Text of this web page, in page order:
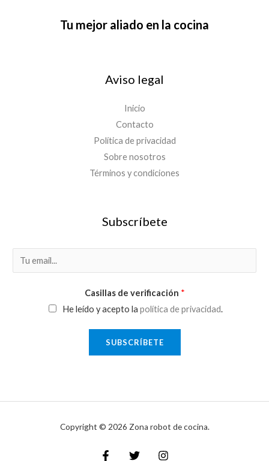
Tu mejor aliado en la cocina
Aviso legal
Inicio
Contacto
Política de privacidad
Sobre nosotros
Términos y condiciones
Subscríbete
m
Casillas de verificación *
He leído y acepto la política de privacidad.
SUBSCRÍBETE
Copyright © 2026 Zona robot de cocina.